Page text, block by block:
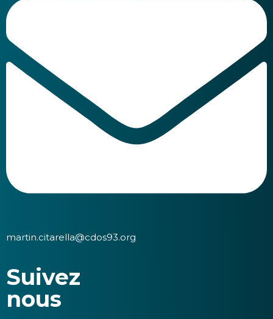
martin.citarella@cdos93.org
Suivez
nous